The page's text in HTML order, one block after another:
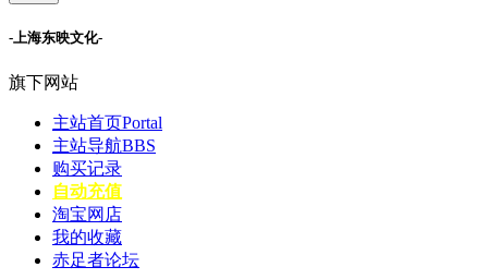
-上海东映文化-
旗下网站
主站首页Portal
主站导航BBS
购买记录
自动充值
淘宝网店
我的收藏
赤足者论坛